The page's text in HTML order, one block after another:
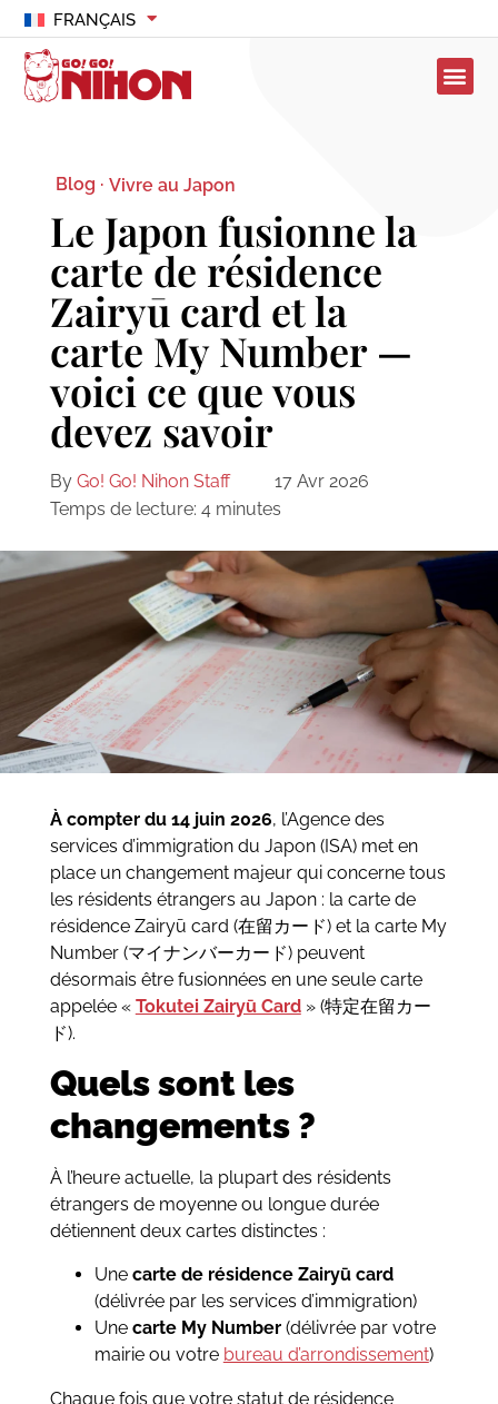
FRANÇAIS
Blog · Vivre au Japon
Le Japon fusionne la
carte de résidence
Zairyū card et la
carte My Number —
voici ce que vous
devez savoir
By Go! Go! Nihon Staff
17 Avr 2026
Temps de lecture: 4 minutes
À compter du 14 juin 2026, l’Agence des
services d’immigration du Japon (ISA) met en
place un changement majeur qui concerne tous
les résidents étrangers au Japon : la carte de
résidence Zairyū card (在留カード) et la carte My
Number (マイナンバーカード) peuvent
désormais être fusionnées en une seule carte
appelée « Tokutei Zairyū Card» (特定在留カー
ド).
Quels sont les
changements ?
À l’heure actuelle, la plupart des résidents
étrangers de moyenne ou longue durée
détiennent deux cartes distinctes :
Une carte de résidence Zairyū card
(délivrée par les services d’immigration)
Une carte My Number (délivrée par votre
mairie ou votre bureau d’arrondissement)
Chaque fois que votre statut de résidence